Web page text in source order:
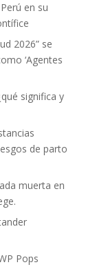
en su
2026” se
‘Agentes
significa y
de parto
muerta en
Pops